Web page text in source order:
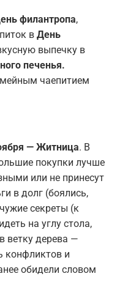
филантропа,
в День
выпечку в
печенья.
чаепитием
— Житница. В
покупки лучше
или не принесут
в долг (боялись,
секреты (к
на углу стола,
ветку дерева —
конфликтов и
обидели словом